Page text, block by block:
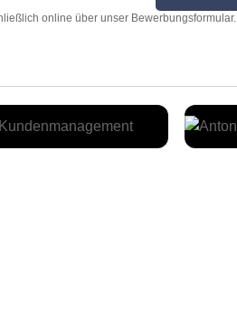
online über unser Bewerbungsformular.